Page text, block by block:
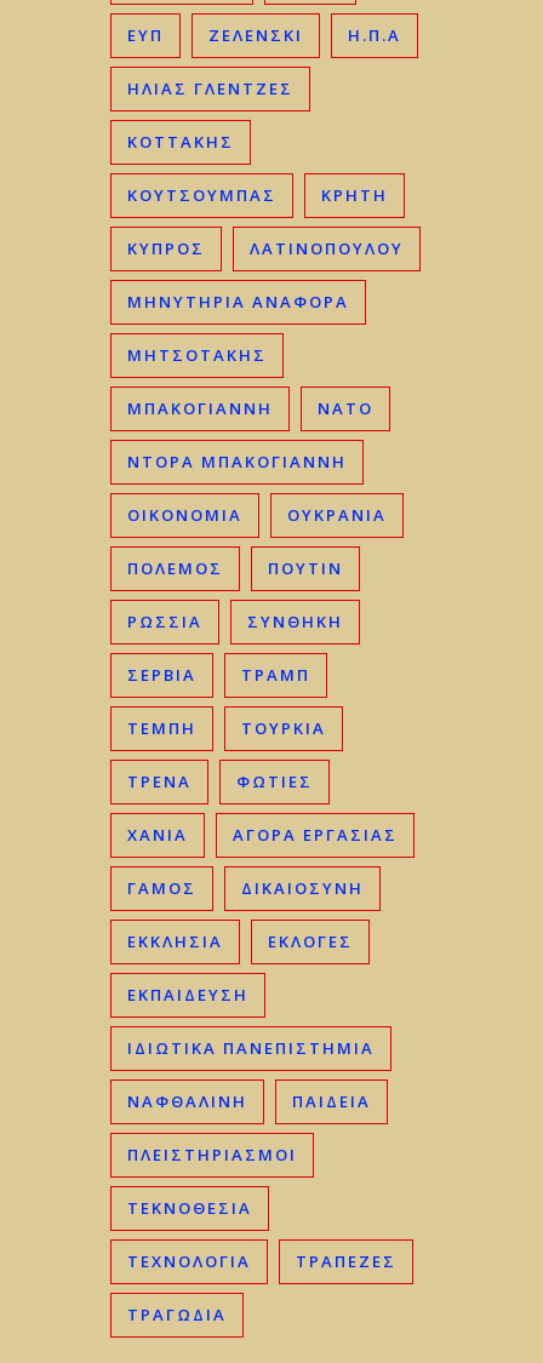
ΕΥΠ ΖΕΛΕΝΣΚΙ Η.Π.Α
ΗΛΊΑΣ ΓΛΕΝΤΖΈΣ
ΚΟΤΤΑΚΗΣ
ΚΟΥΤΣΟΥΜΠΑΣ ΚΡΉΤΗ
ΚΎΠΡΟΣ ΛΑΤΙΝΟΠΟΥΛΟΥ
ΜΗΝΥΤΗΡΙΑ ΑΝΑΦΟΡΑ
ΜΗΤΣΟΤΆΚΗΣ
ΜΠΑΚΟΓΙΆΝΝΗ ΝΑΤΟ
ΝΤΟΡΑ ΜΠΑΚΟΓΙΑΝΝΗ
ΟΙΚΟΝΟΜΊΑ ΟΥΚΡΑΝΊΑ
ΠΟΛΕΜΟΣ ΠΟΥΤΙΝ
ΡΩΣΣΊΑ ΣΥΝΘΗΚΗ
ΣΕΡΒΊΑ ΤΡΑΜΠ
ΤΈΜΠΗ ΤΟΥΡΚΊΑ
ΤΡΈΝΑ ΦΩΤΙΈΣ
ΧΑΝΙΆ ΑΓΟΡΆ ΕΡΓΑΣΊΑΣ
ΓΑΜΟΣ ΔΙΚΑΙΟΣΎΝΗ
ΕΚΚΛΗΣΊΑ ΕΚΛΟΓΈΣ
ΕΚΠΑΊΔΕΥΣΗ
ΙΔΙΩΤΙΚΆ ΠΑΝΕΠΙΣΤΉΜΙΑ
ΝΑΦΘΑΛΊΝΗ ΠΑΙΔΕΊΑ
ΠΛΕΙΣΤΗΡΙΑΣΜΟΊ
ΤΕΚΝΟΘΕΣΊΑ
ΤΕΧΝΟΛΟΓΊΑ ΤΡΆΠΕΖΕΣ
ΤΡΑΓΩΔΊΑ